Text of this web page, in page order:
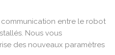
entre le robot
Nous vous
des nouveaux paramètres